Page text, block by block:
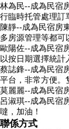
林為民--成為民宿
行臨時托管處理訂
陳靜--成為民宿房
多房源管理等都可
歐陽佐--成為民宿
以按日期選擇統計
蔡誌鋒--成為民宿
平台，非常方便。
莫麗麗--成為民宿
呂淑琪--成為民宿
噠，加油！
聯係方式